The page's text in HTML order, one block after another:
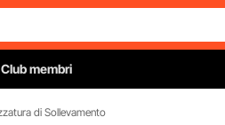
Club membri
di Sollevamento